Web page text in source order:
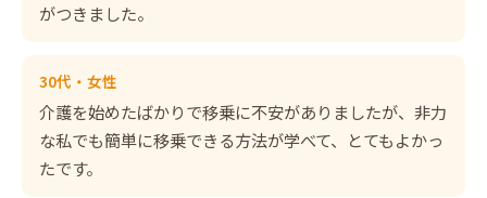
がつきました。
30代・女性
介護を始めたばかりで移乗に不安がありましたが、非力
な私でも簡単に移乗できる方法が学べて、とてもよかっ
たです。